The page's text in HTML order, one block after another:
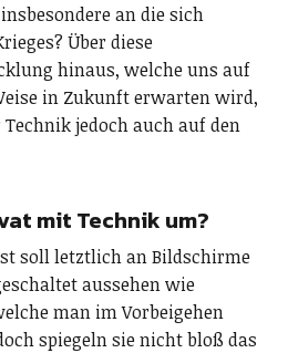
an die sich
Über diese
hinaus, welche uns auf
in Zukunft erwarten wird,
jedoch auch auf den
mit Technik um?
soll letztlich an Bildschirme
aussehen wie
man im Vorbeigehen
spiegeln sie nicht bloß das